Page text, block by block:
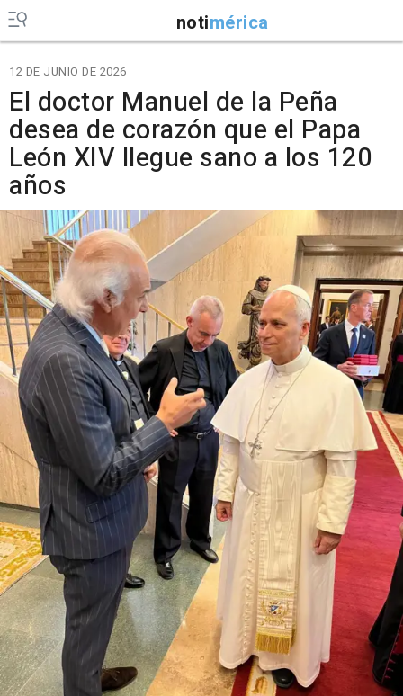
notimérica
12 DE JUNIO DE 2026
El doctor Manuel de la Peña
desea de corazón que el Papa
León XIV llegue sano a los 120
años